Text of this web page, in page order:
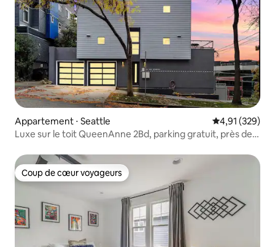
Appartement ⋅ Seattle Évaluation
4,91 (329)
Luxe sur le toit QueenAnne 2Bd, parking gratuit, près de
Coup de cœur voyageurs
Coup de cœur voyageurs